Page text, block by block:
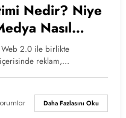
Nedir? Niye
Nasıl
Web 2.0 ile birlikte
reklam,…
Daha Fazlasını Oku